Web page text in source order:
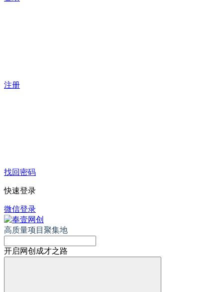
注册
找回密码
快速登录
微信登录
高质量项目聚集地
开启网创成才之路